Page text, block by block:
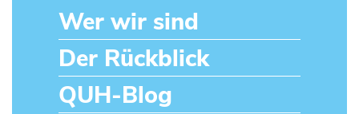
Wer wir sind
Der Rückblick
QUH-Blog